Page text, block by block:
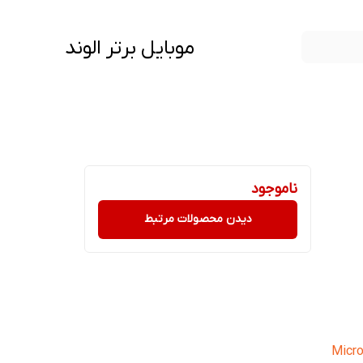
موبایل برتر الوند
ناموجود
دیدن محصولات مرتبط